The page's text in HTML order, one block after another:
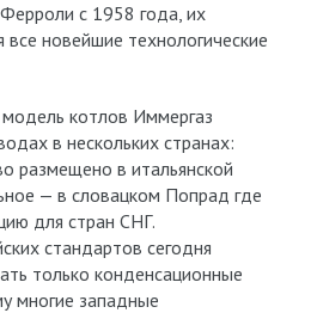
с 1958 года, их
новейшие технологические
котлов Иммергаз
в нескольких странах:
размещено в итальянской
— в словацком Попрад где
для стран СНГ.
стандартов сегодня
только конденсационные
многие западные